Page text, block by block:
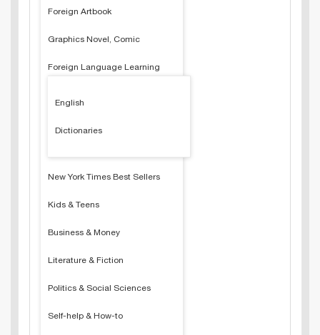
Foreign Artbook
Graphics Novel, Comic
Foreign Language Learning
English
Dictionaries
New York Times Best Sellers
Kids & Teens
Business & Money
Literature & Fiction
Politics & Social Sciences
Self-help & How-to